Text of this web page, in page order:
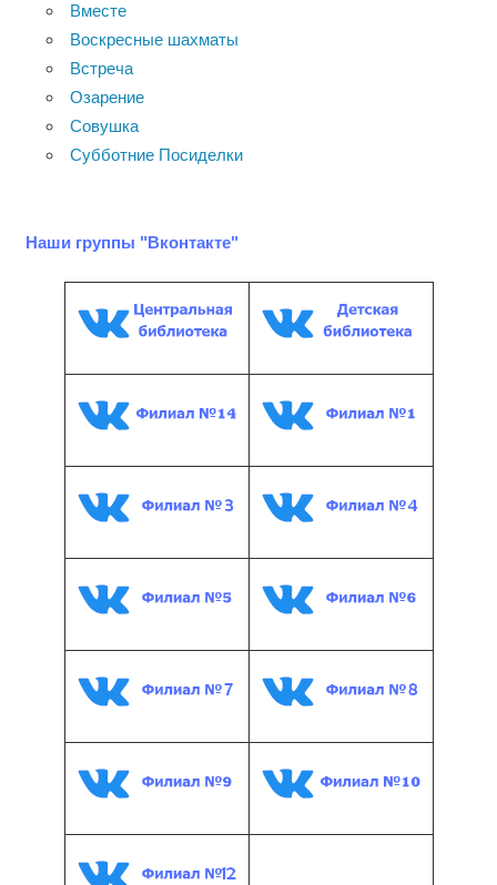
Вместе
Воскресные шахматы
Встреча
Озарение
Совушка
Субботние Посиделки
Наши группы "Вконтакте"